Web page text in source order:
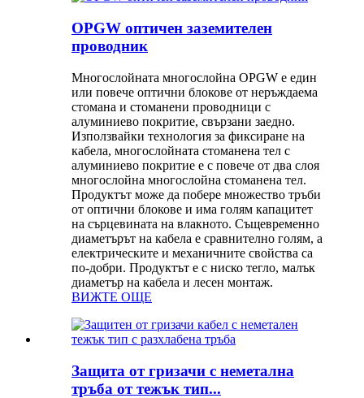
OPGW оптичен заземителен
проводник
Многослойната многослойна OPGW е един
или повече оптични блокове от неръждаема
стомана и стоманени проводници с
алуминиево покритие, свързани заедно.
Използвайки технология за фиксиране на
кабела, многослойната стоманена тел с
алуминиево покритие е с повече от два слоя
многослойна многослойна стоманена тел.
Продуктът може да побере множество тръби
от оптични блокове и има голям капацитет
на сърцевината на влакното. Същевременно
диаметърът на кабела е сравнително голям, а
електрическите и механичните свойства са
по-добри. Продуктът е с ниско тегло, малък
диаметър на кабела и лесен монтаж.
ВИЖТЕ ОЩЕ
Защита от гризачи с неметална
тръба от тежък тип...